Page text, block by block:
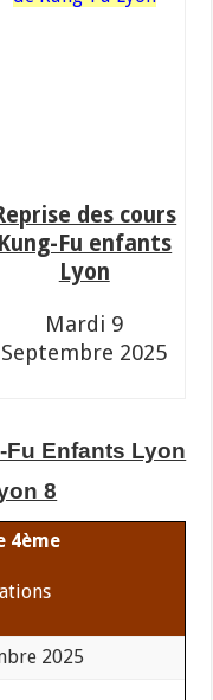
des cours
Kung-Fu enfants
Lyon
Mardi 9
Septembre 2025
Fu Enfants Lyon
8
4ème
2025